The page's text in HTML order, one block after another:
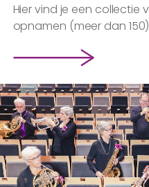
Hier vind je een collectie
opnamen (meer dan